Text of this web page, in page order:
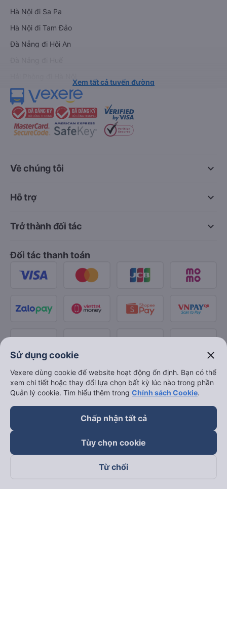
Hà Nội đi Sa Pa
Hà Nội đi Tam Đảo
Đà Nẵng đi Hội An
Xem tất cả tuyến đường
keyboard_arrow_down
Về chúng tôi
keyboard_arrow_down
Hỗ trợ
keyboard_arrow_down
Trở thành đối tác
Đối tác thanh toán
Theo dõi chúng tôi trên
Sử dụng cookie close
Vexere dùng cookie để website hoạt động ổn định. Bạn có thể
xem chi tiết hoặc thay đổi lựa chọn bất kỳ lúc nào trong phần
Quản lý cookie. Tìm hiểu thêm trong Chính sách Cookie.
Chấp nhận tất cả
Tùy chọn cookie
Từ chối